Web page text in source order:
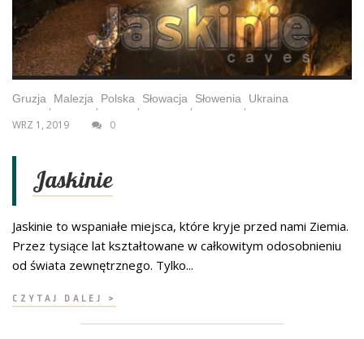
Gruzja , Malezja , Polska , Słowacja , Słowenia , Ukraina
WRZ 1, 2019 0
Jaskinie
Jaskinie to wspaniałe miejsca, które kryje przed nami Ziemia.
Przez tysiące lat kształtowane w całkowitym odosobnieniu
od świata zewnętrznego. Tylko...
CZYTAJ DALEJ >